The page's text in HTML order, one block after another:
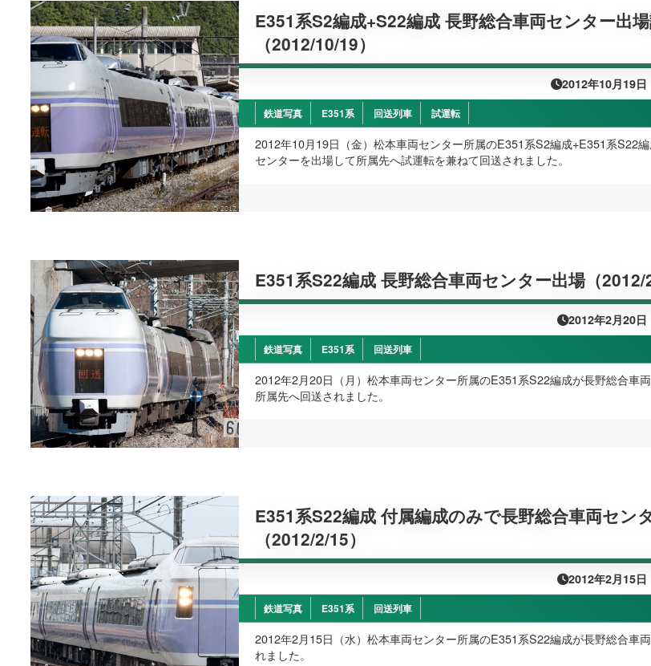
E351系S2編成+S22編成 長野総合車両センター出
（2012/10/19）
2012年10月19日
鉄道写真 E351系 回送列車 試運転
2012年10月19日（金）松本車両センター所属のE351系S2編成+E351系S22
センターを出場して所属先へ試運転を兼ねて回送されました。
E351系S22編成 長野総合車両センター出場（2012/
2012年2月20日
鉄道写真 E351系 回送列車
2012年2月20日（月）松本車両センター所属のE351系S22編成が長野総合車
所属先へ回送されました。
E351系S22編成 付属編成のみで長野総合車両セン
（2012/2/15）
2012年2月15日
鉄道写真 E351系 回送列車
2012年2月15日（水）松本車両センター所属のE351系S22編成が長野総合車
れました。